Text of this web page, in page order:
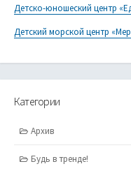
Детско-юношеский центр
Детский морской центр
Категории
Архив
Будь в тренде!